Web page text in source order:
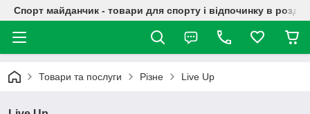
Спорт майданчик - товари для спорту і відпочинку в
Товари та послуги Різне Live Up